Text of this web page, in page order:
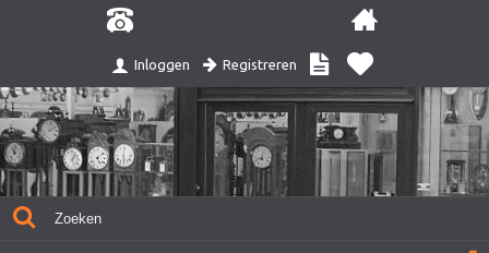
Inloggen Registreren